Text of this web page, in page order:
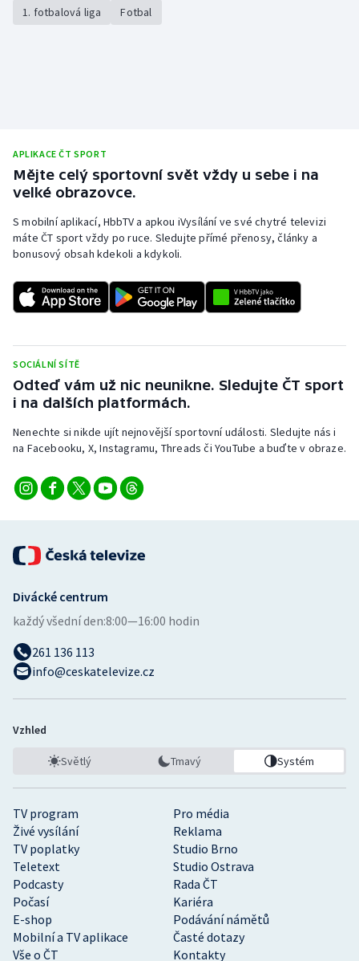
Vodní slalom
1. fotbalová liga Fotbal
APLIKACE ČT SPORT
Mějte celý sportovní svět vždy u sebe i na
velké obrazovce.
S mobilní aplikací, HbbTV a apkou iVysílání ve své chytré televizi
máte ČT sport vždy po ruce. Sledujte přímé přenosy, články a
bonusový obsah kdekoli a kdykoli.
SOCIÁLNÍ SÍTĚ
Odteď vám už nic neunikne. Sledujte ČT sport
i na dalších platformách.
Nenechte si nikde ujít nejnovější sportovní události. Sledujte nás i
na Facebooku, X, Instagramu, Threads či YouTube a buďte v obraze.
TV program
Pro média
Živé vysílání
Reklama
TV poplatky
Studio Brno
Teletext
Studio Ostrava
Podcasty
Rada ČT
Počasí
Kariéra
E-shop
Podávání námětů
Mobilní a TV aplikace
Časté dotazy
Vše o ČT
Kontakty
Divácké centrum
každý všední den:8:00—16:00 hodin
261 136 113
info@ceskatelevize.cz
Vzhled
Světlý Tmavý Systém